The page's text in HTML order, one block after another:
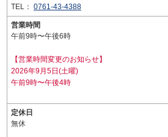
TEL： 0761-43-4388
営業時間
午前9時〜午後6時
【営業時間変更のお知らせ】
2026年9月5日(土曜)
午前9時〜午後4時
定休日
無休